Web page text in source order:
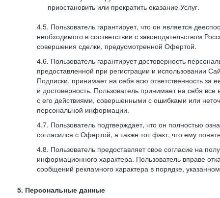
приостановить или прекратить оказание Услуг.
4.5. Пользователь гарантирует, что он является
необходимого в соответствии с законодательством
совершения сделки, предусмотренной Офертой.
4.6. Пользователь гарантирует достоверность
предоставленной при регистрации и использовании
Подписки, принимает на себя всю ответственность за
и достоверность. Пользователь принимает на себя
с его действиями, совершенными с ошибками или
персональной информации.
4.7. Пользователь подтверждает, что он полностью
согласился с Офертой, а также тот факт, что ему
4.8. Пользователь предоставляет свое согласие на
информационного характера. Пользователь вправе
сообщений рекламного характера в порядке,
5. Персональные данные